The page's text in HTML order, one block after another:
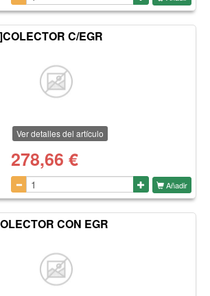
C/EGR
Ver detalles del artículo
278,66 €
Añadir
CON EGR